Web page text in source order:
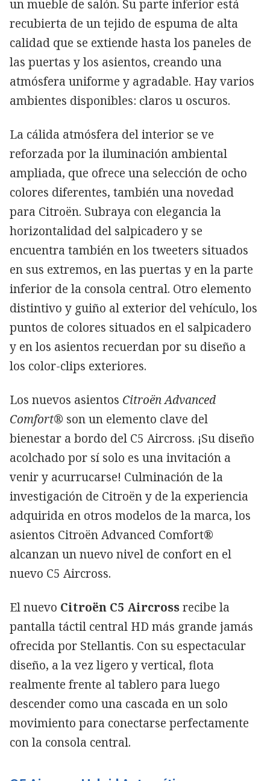
un mueble de salón. Su parte inferior está
recubierta de un tejido de espuma de alta
calidad que se extiende hasta los paneles de
las puertas y los asientos, creando una
atmósfera uniforme y agradable. Hay varios
ambientes disponibles: claros u oscuros.
La cálida atmósfera del interior se ve
reforzada por la iluminación ambiental
ampliada, que ofrece una selección de ocho
colores diferentes, también una novedad
para Citroën. Subraya con elegancia la
horizontalidad del salpicadero y se
encuentra también en los tweeters situados
en sus extremos, en las puertas y en la parte
inferior de la consola central. Otro elemento
distintivo y guiño al exterior del vehículo, los
puntos de colores situados en el salpicadero
y en los asientos recuerdan por su diseño a
los color-clips exteriores.
Los nuevos asientos Citroën Advanced
Comfort® son un elemento clave del
bienestar a bordo del C5 Aircross. ¡Su diseño
acolchado por sí solo es una invitación a
venir y acurrucarse! Culminación de la
investigación de Citroën y de la experiencia
adquirida en otros modelos de la marca, los
asientos Citroën Advanced Comfort®
alcanzan un nuevo nivel de confort en el
nuevo C5 Aircross.
El nuevo Citroën C5 Aircrossrecibe la
pantalla táctil central HD más grande jamás
ofrecida por Stellantis. Con su espectacular
diseño, a la vez ligero y vertical, flota
realmente frente al tablero para luego
descender como una cascada en un solo
movimiento para conectarse perfectamente
con la consola central.